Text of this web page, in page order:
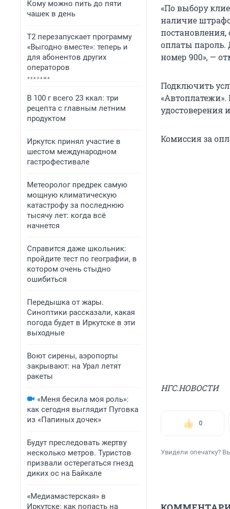
Кому можно пить до пяти
чашек в день
Т2 перезапускает программу
«Выгодно вместе»: теперь и
для абонентов других
операторов
В 100 г всего 23 ккал: три
рецепта с главным летним
продуктом
Иркутск принял участие в
шестом международном
гастрофестивале
Метеоролог предрек самую
мощную климатическую
катастрофу за последнюю
тысячу лет: когда всё
начнется
Справится даже школьник:
пройдите тест по географии, в
котором очень стыдно
ошибиться
Передышка от жары.
Синоптики рассказали, какая
погода будет в Иркутске в эти
выходные
Воют сирены, аэропорты
закрывают: на Урал летят
ракеты
«Меня бесила моя роль»:
как сегодня выглядит Пуговка
из «Папиных дочек»
Будут преследовать жертву
несколько метров. Туристов
призвали остерегаться гнезд
диких ос на Байкале
«Медиамастерская» в
Иркутске: как попасть на
«По выбору
наличие
оплаты пароль.
номер 900», —
Подключить
«Автоплатежи».
удостоверения
Комиссия за
НГС.НОВОСТИ
0
Увидели опечатку?